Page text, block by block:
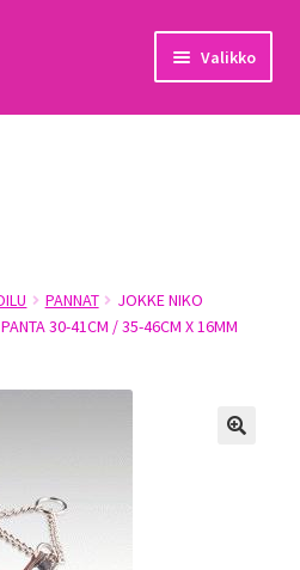
Valikko
PANNAT
JOKKE NIKO
30-41CM / 35-46CM X 16MM